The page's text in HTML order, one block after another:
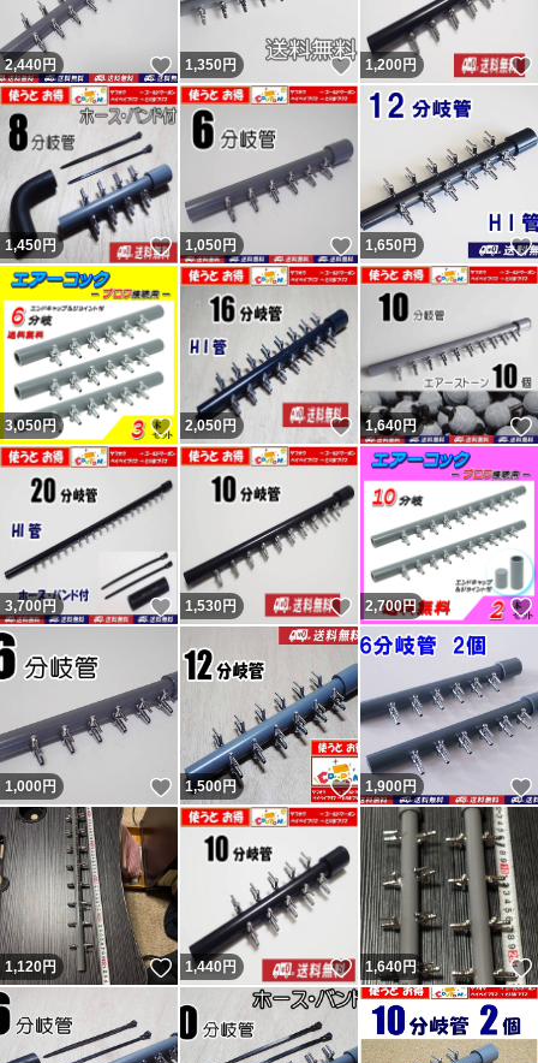
ーンの砂は多少とれます。輸送事故（破損）であれば輸送
業者か私が対応となります。箱梱包での破損は輸送業者の
問題と思います。本当の話であれば。 問題あれば対応後
の評価依頼については「小学生しか守らなそうなルールは
小学生にのみに言えば。」と言ってくる者です。「大人数
で通報したらアカウント消えるらしいよ。」と脅しなのか
意味不明の事を言ってくる者です。
新たに『追跡すると配達済だがポストに無い』という事で
返金申請依頼・輸送業者に報告し対応しているのに不当評
価されました。私に非が無いのに理不尽な評価されれば相
応の評価するのは普通です。何故か「脅された」とコメン
トされていますが忠告です。 最新の評価コメントは反論
が出来ないようで論点が違います。私の返答は一部変更・
追記しているので同じではありません。フリマから閲覧の
方で気になる方はヤフオクからこの評価の返答を参照くだ
さい。 結局、追跡通り問題なく届いていたようです（ナ
ビの受取連絡有・ヤマトにも確認）。無責任呼ばわりされ
ましたが自身の責任は感じていないようで謝罪と評価変更
は無し。不当評価された私は被害者で非はありません。
記載内容を理解出来ない人（対応待てない人）は購入しな
いよう明記していますので手の打ちようがない異常者・無
分別者による八つ当たりです。 9、10人目の不当評価者も
現れましたが同じです。ヤフオクの評価返答を参照くださ
い。 良い評価の割合0％（取引時0。新規ではない0。）の
11人目も対応拒否なので不当評価です。30円のネットの
持ち手に小さい傷があったとの事。 12人目は勝手に不要
連絡してきて返信が無いとの事。不要連絡に返信する必要
2,440円 いいね！
1,350円 いいね！
1,200 円
1,450円 いいね！
1,050円 いいね！
1,650 円
3,050円 いいね！
2,050円 いいね！
1,640円
3,700円 いいね！
1,530円 いいね！
2,700円
1,000円 いいね！
1,500円 いいね！
1,900円
1,120円 いいね！
1,440 円 いいね！
1,640円